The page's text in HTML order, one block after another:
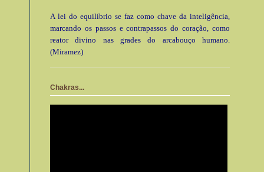
A lei do equilíbrio se faz como chave da inteligência,
marcando os passos e contrapassos do coração, como
reator divino nas grades do arcabouço humano.
(Miramez)
Chakras...